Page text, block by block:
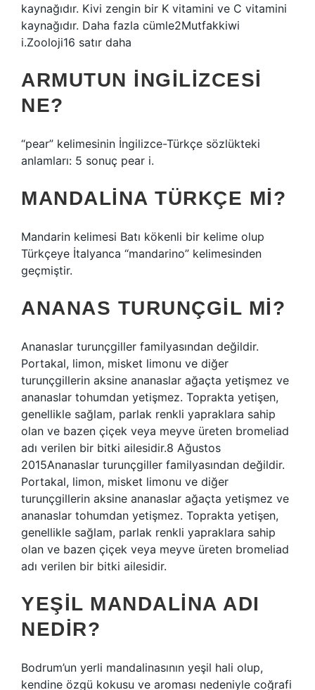
kaynağıdır. Kivi zengin bir K vitamini ve C vitamini
kaynağıdır. Daha fazla cümle2Mutfakkiwi
i.Zooloji16 satır daha
ARMUTUN İNGILIZCESI
NE?
“pear” kelimesinin İngilizce-Türkçe sözlükteki
anlamları: 5 sonuç pear i.
MANDALINA TÜRKÇE MI?
Mandarin kelimesi Batı kökenli bir kelime olup
Türkçeye İtalyanca “mandarino” kelimesinden
geçmiştir.
ANANAS TURUNÇGIL MI?
Ananaslar turunçgiller familyasından değildir.
Portakal, limon, misket limonu ve diğer
turunçgillerin aksine ananaslar ağaçta yetişmez ve
ananaslar tohumdan yetişmez. Toprakta yetişen,
genellikle sağlam, parlak renkli yapraklara sahip
olan ve bazen çiçek veya meyve üreten bromeliad
adı verilen bir bitki ailesidir.8 Ağustos
2015Ananaslar turunçgiller familyasından değildir.
Portakal, limon, misket limonu ve diğer
turunçgillerin aksine ananaslar ağaçta yetişmez ve
ananaslar tohumdan yetişmez. Toprakta yetişen,
genellikle sağlam, parlak renkli yapraklara sahip
olan ve bazen çiçek veya meyve üreten bromeliad
adı verilen bir bitki ailesidir.
YEŞIL MANDALINA ADI
NEDIR?
Bodrum’un yerli mandalinasının yeşil hali olup,
kendine özgü kokusu ve aroması nedeniyle coğrafi